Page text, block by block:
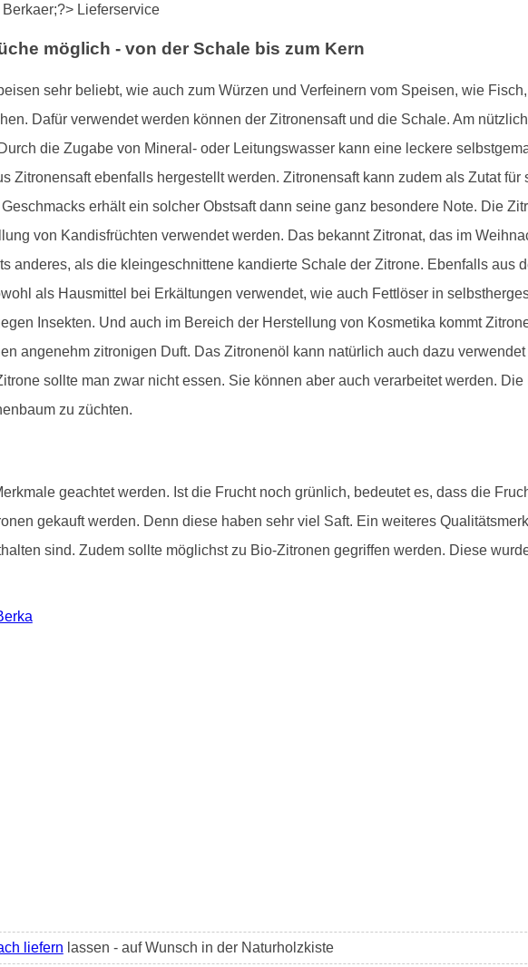
möglich - von der Schale bis zum Kern
sehr beliebt, wie auch zum Würzen und Verfeinern vom Speisen, wie
Dafür verwendet werden können der Zitronensaft und die Schale. Am
die Zugabe von Mineral- oder Leitungswasser kann eine leckere
Zitronensaft ebenfalls hergestellt werden. Zitronensaft kann zudem als Zutat für
erhält ein solcher Obstsaft dann seine ganz besondere Note. Die
von Kandisfrüchten verwendet werden. Das bekannt Zitronat, das im
anderes, als die kleingeschnittene kandierte Schale der Zitrone. Ebenfalls aus
als Hausmittel bei Erkältungen verwendet, wie auch Fettlöser in
Insekten. Und auch im Bereich der Herstellung von Kosmetika kommt
angenehm zitronigen Duft. Das Zitronenöl kann natürlich auch dazu
sollte man zwar nicht essen. Sie können aber auch verarbeitet werden.
zu züchten.
geachtet werden. Ist die Frucht noch grünlich, bedeutet es, dass die
gekauft werden. Denn diese haben sehr viel Saft. Ein weiteres
sind. Zudem sollte möglichst zu Bio-Zitronen gegriffen werden. Diese
liefern lassen - auf Wunsch in der Naturholzkiste